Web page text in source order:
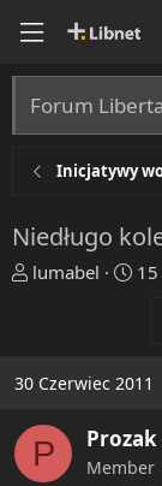
Forum
Inicjatywy
Niedługo
T
d
s
t
a
lumabel
R
o
c
ę
t
15
30 Czerwiec 2011
P Prozak
Member